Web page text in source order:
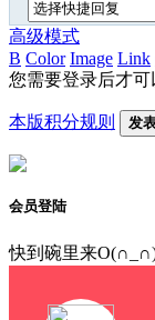
高级模式
B Color Image Link
您需要登录后才可
本版积分规则 发
会员登陆
快到碗里来